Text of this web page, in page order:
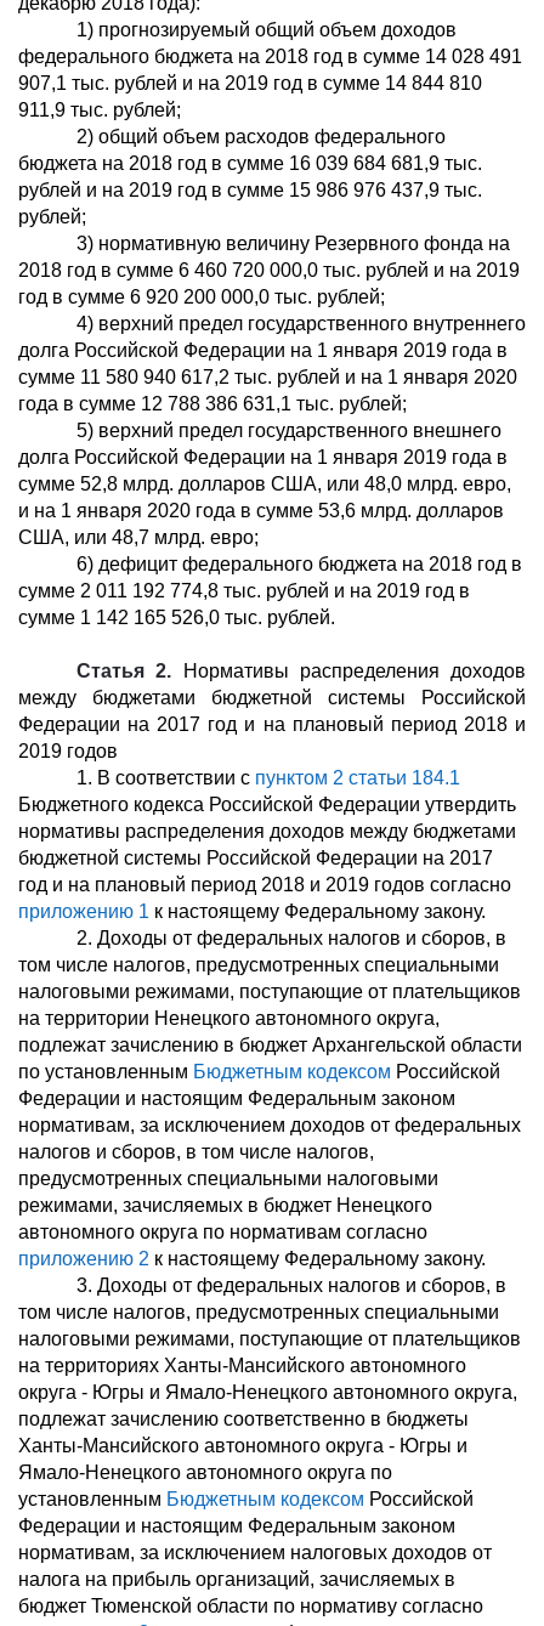
1) прогнозируемый общий объем доходов
федерального бюджета на 2018 год в сумме 14 028 491
907,1 тыс. рублей и на 2019 год в сумме 14 844 810
911,9 тыс. рублей;
2) общий объем расходов федерального
бюджета на 2018 год в сумме 16 039 684 681,9 тыс.
рублей и на 2019 год в сумме 15 986 976 437,9 тыс.
рублей;
3) нормативную величину Резервного фонда на
2018 год в сумме 6 460 720 000,0 тыс. рублей и на 2019
год в сумме 6 920 200 000,0 тыс. рублей;
4) верхний предел государственного внутреннего
долга Российской Федерации на 1 января 2019 года в
сумме 11 580 940 617,2 тыс. рублей и на 1 января 2020
года в сумме 12 788 386 631,1 тыс. рублей;
5) верхний предел государственного внешнего
долга Российской Федерации на 1 января 2019 года в
сумме 52,8 млрд. долларов США, или 48,0 млрд. евро,
и на 1 января 2020 года в сумме 53,6 млрд. долларов
США, или 48,7 млрд. евро;
6) дефицит федерального бюджета на 2018 год в
сумме 2 011 192 774,8 тыс. рублей и на 2019 год в
сумме 1 142 165 526,0 тыс. рублей.
Статья 2. Нормативы распределения доходов
между бюджетами бюджетной системы Российской
Федерации на 2017 год и на плановый период 2018 и
2019 годов
1. В соответствии с пунктом 2 статьи 184.1
Бюджетного кодекса Российской Федерации утвердить
нормативы распределения доходов между бюджетами
бюджетной системы Российской Федерации на 2017
год и на плановый период 2018 и 2019 годов согласно
приложению 1 к настоящему Федеральному закону.
2. Доходы от федеральных налогов и сборов, в
том числе налогов, предусмотренных специальными
налоговыми режимами, поступающие от плательщиков
на территории Ненецкого автономного округа,
подлежат зачислению в бюджет Архангельской области
по установленным Бюджетным кодексом Российской
Федерации и настоящим Федеральным законом
нормативам, за исключением доходов от федеральных
налогов и сборов, в том числе налогов,
предусмотренных специальными налоговыми
режимами, зачисляемых в бюджет Ненецкого
автономного округа по нормативам согласно
приложению 2 к настоящему Федеральному закону.
3. Доходы от федеральных налогов и сборов, в
том числе налогов, предусмотренных специальными
налоговыми режимами, поступающие от плательщиков
на территориях Ханты-Мансийского автономного
округа - Югры и Ямало-Ненецкого автономного округа,
подлежат зачислению соответственно в бюджеты
Ханты-Мансийского автономного округа - Югры и
Ямало-Ненецкого автономного округа по
установленным Бюджетным кодексом Российской
Федерации и настоящим Федеральным законом
нормативам, за исключением налоговых доходов от
налога на прибыль организаций, зачисляемых в
бюджет Тюменской области по нормативу согласно